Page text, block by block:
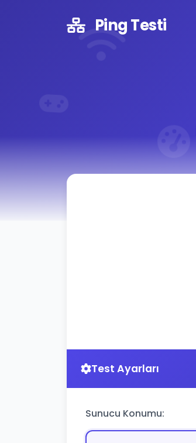
Ping Testi
Test Ayarları
Sunucu Konumu: